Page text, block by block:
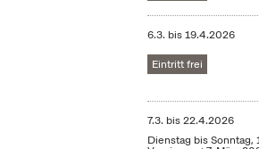
6.3. bis19.4.2026
Eintritt frei
7.3. bis22.4.2026
Dienstag bis Sonntag,